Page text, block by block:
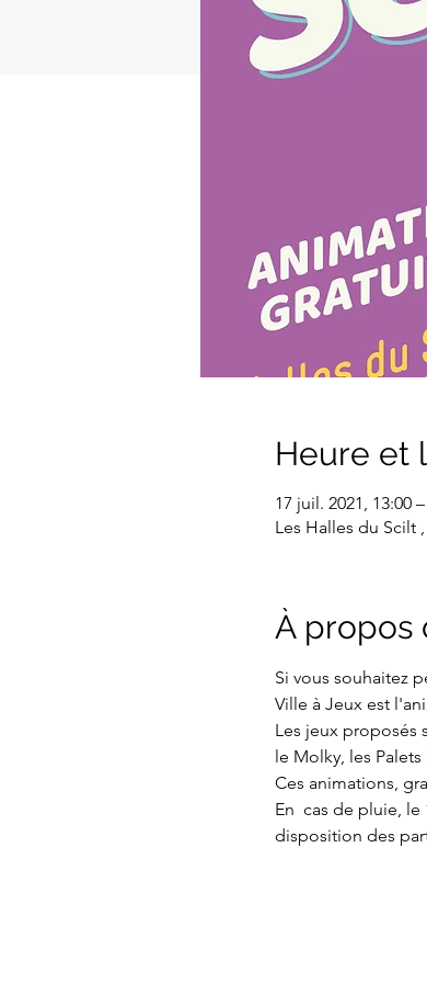
Heure et
17 juil. 2021, 13:00
Les Halles du Scilt
À propos
Si vous souhaitez
Ville à Jeux est
Les jeux proposés
le Molky, les
Ces animations,
En  cas de pluie,
disposition des